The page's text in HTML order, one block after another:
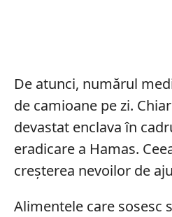
De atunci, numărul
de camioane pe zi.
devastat enclava în
eradicare a Hamas.
creșterea nevoilor de
Alimentele care sosesc